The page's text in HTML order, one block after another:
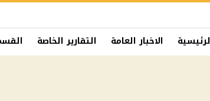
الاخبار العامة التقارير الخاصة